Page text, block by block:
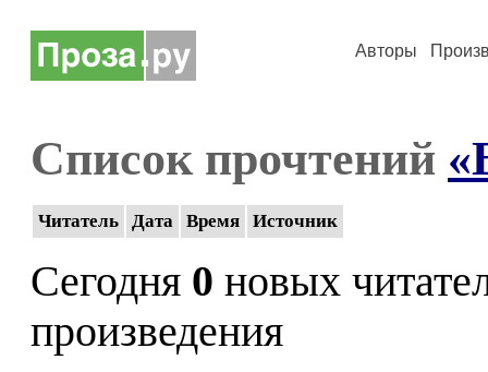
Авторы
Список прочтений
Читатель Дата Время Источник
Сегодня 0 новых
произведения